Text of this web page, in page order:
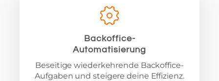
Backoffice-
Automatisierung
Beseitige wiederkehrende Backoffice-
Aufgaben und steigere deine Effizienz.